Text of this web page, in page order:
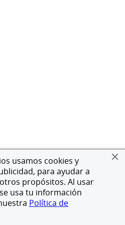
usamos cookies y
para ayudar a
propósitos. Al usar
usa tu información
Política de